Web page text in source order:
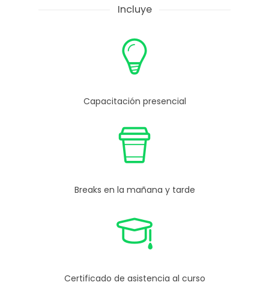
Incluye
Capacitación presencial
Breaks en la mañana y tarde
Certificado de asistencia al curso